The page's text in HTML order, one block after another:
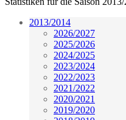
2013/2014
2026/2027
2025/2026
2024/2025
2023/2024
2022/2023
2021/2022
2020/2021
2019/2020